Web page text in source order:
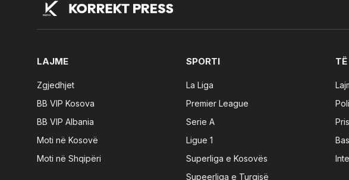
LAJME
Zgjedhjet
BB VIP Kosova
BB VIP Albania
Moti në Kosovë
Moti në Shqipëri
SPORTI
La Liga
Premier League
Serie A
Ligue 1
Superliga e Kosovës
Supeerliga e Turqisë